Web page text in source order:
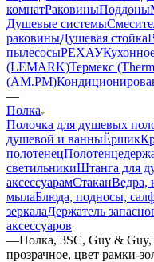
комнатРаковиныПоддоны
Душевые системы
раковиныДушевая стойка
пылесосыРЕХАУ
(LEMARK)Термекс
(AM.PM)
—
Полка
Полочка для душевых
душевой и ванныЁршик
полотенец
светильникиШтанга для
аксессуарамСтаканВедра,
мылаБлюда, подносы,
зеркалаДержатель
аксессуаров
—Полка, 3SC, Guy &
прозрачное, цвет рамки-